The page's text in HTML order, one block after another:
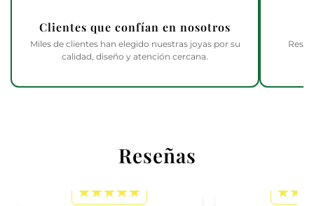
Clientes que confían en nosotros
Miles de clientes han elegido nuestras joyas por su
calidad, diseño y atención cercana.
Reseñas